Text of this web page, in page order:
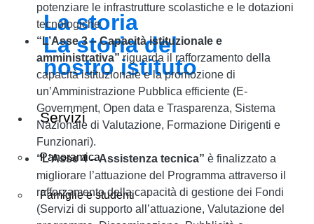
La storia
La storia del
nostro istituto
Servizi
Panoramica
Famiglie e studenti
potenziare le infrastrutture scolastiche e le dotazioni
tecnologiche.
“L’Asse 3 – Capacità istituzionale e
amministrativa” riguarda il rafforzamento della
capacità istituzionale e la promozione di
un’Amministrazione Pubblica efficiente (E-
Government, Open data e Trasparenza, Sistema
Nazionale di Valutazione, Formazione Dirigenti e
Funzionari).
“L’Asse 4 – Assistenza tecnica” è finalizzato a
migliorare l’attuazione del Programma attraverso il
rafforzamento della capacità di gestione dei Fondi
(Servizi di supporto all’attuazione, Valutazione del